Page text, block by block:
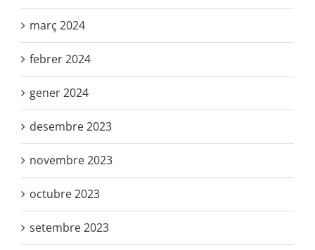
març 2024
febrer 2024
gener 2024
desembre 2023
novembre 2023
octubre 2023
setembre 2023